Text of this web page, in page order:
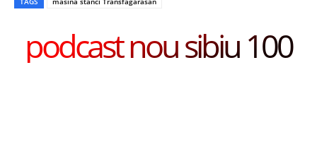
podcast nou sibiu 100